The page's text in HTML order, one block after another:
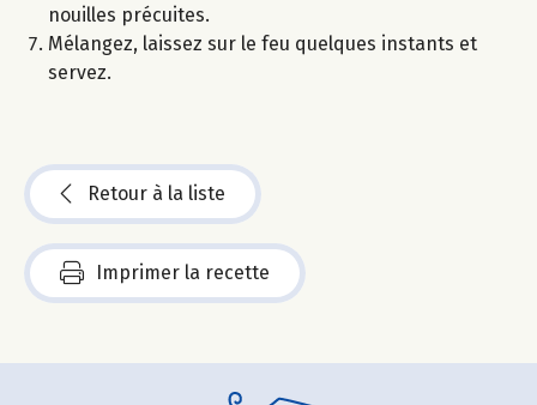
nouilles précuites.
Mélangez, laissez sur le feu quelques instants et
servez.
Retour à la liste
Imprimer la recette